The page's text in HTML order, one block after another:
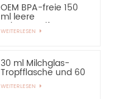
OEM BPA-freie 150
ml leere
Schaumseifen-
Pumpflasche
WEITERLESEN
30 ml Milchglas-
Tropfflasche und 60
ml Pumpspray-
Glasflasche
WEITERLESEN